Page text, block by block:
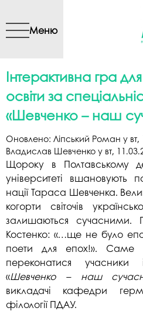
Меню
Інтерактивна гра
освіти за
«Шевченко – наш
Оновлено: Ліпський Роман у
Владислав Шевченко у вт,
Щороку в Полтавському
університеті вшановують
нації Тараса Шевченка.
когорти світочів
залишаються сучасними.
Костенко: «…ще не було
поети для епох!».
переконатися учасники
«Шевченко – наш
викладачі кафедри
філології ПДАУ.